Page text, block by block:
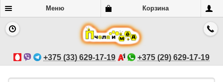
Меню Корзина
+375 (33) 629-17-19 +375 (29) 629-17-19